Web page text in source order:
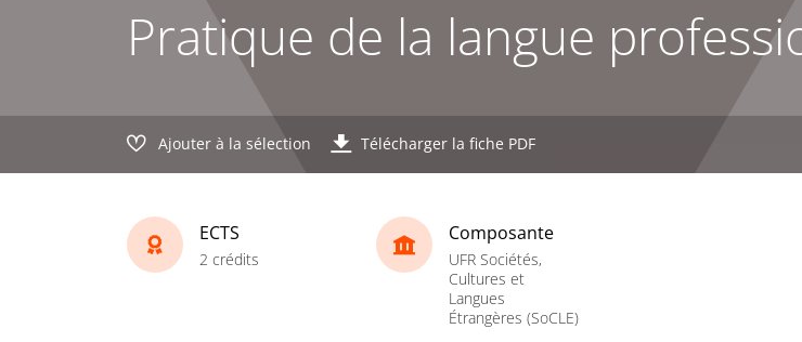
Pratique de la langue
Ajouter à la sélection Télécharger la fiche PDF
ECTS
2 crédits
Composante
UFR Sociétés,
Cultures et
Langues
Étrangères (SoCLE)